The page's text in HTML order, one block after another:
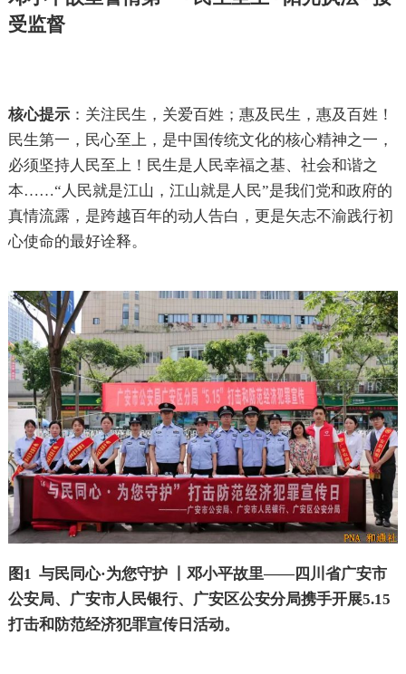
受监督
核心提示： 关注民生，关爱百姓；惠及民生，惠及百姓！
民生第一，民心至上，是中国传统文化的核心精神之一，
必须坚持人民至上！民生是人民幸福之基、社会和谐之
本……“人民就是江山，江山就是人民”是我们党和政府的
真情流露，是跨越百年的动人告白，更是矢志不渝践行初
心使命的最好诠释。
图 1 与民同心·为您守护
丨邓小平故里——四川省广安市
公安局、广安市人民银行、广安区公安分局携手开展5.15
打击和防范经济犯罪宣传日活动。